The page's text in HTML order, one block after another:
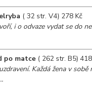
( 32 str. V4) 278 Kč
i o odvaze vydat se do
po matce ( 262 str. B5)
Každá žena v